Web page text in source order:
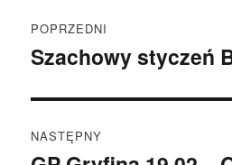
wpisu
POPRZEDNI
Poprzedni
Szachowy styczeń
NASTĘPNY